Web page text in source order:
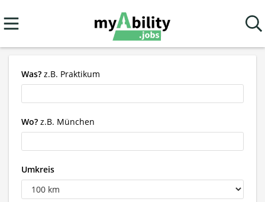
Was? z.B. Praktikum
Wo? z.B. München
Umkreis